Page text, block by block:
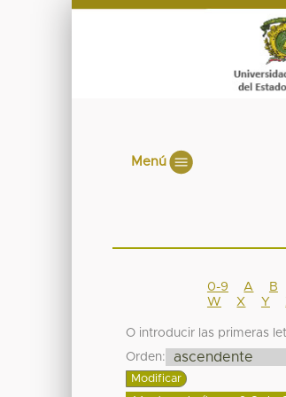
Menú
0-9 A B
W
X Y
O introducir las primeras
Orden: